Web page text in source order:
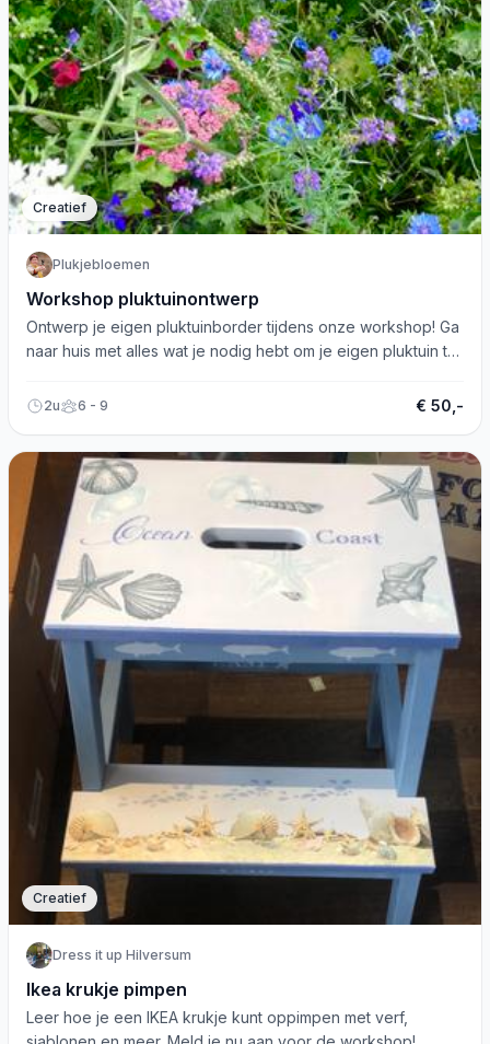
Creatief
Plukjebloemen
Workshop pluktuinontwerp
Ontwerp je eigen pluktuinborder tijdens onze workshop! Ga
naar huis met alles wat je nodig hebt om je eigen pluktuin te
2u 6 - 9 € 50,-
Creatief
Dress it up Hilversum
Ikea krukje pimpen
Leer hoe je een IKEA krukje kunt oppimpen met verf,